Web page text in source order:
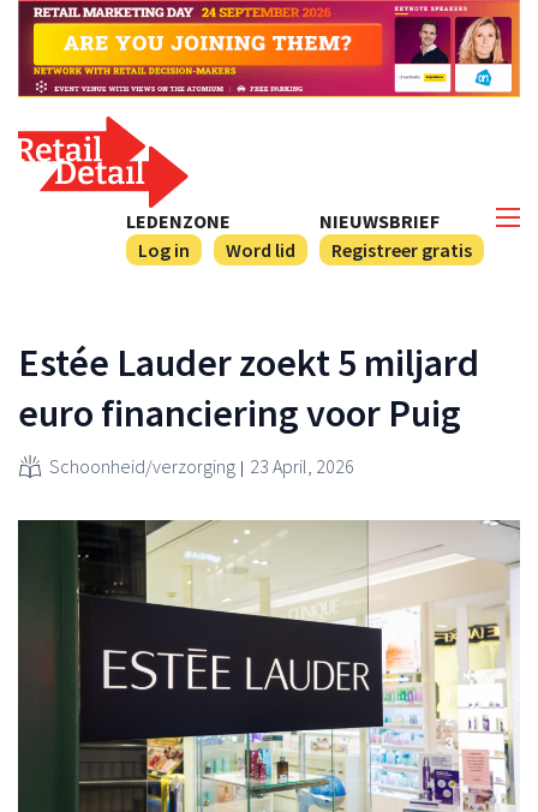
NIEUWSBRIEF
Registreer gratis
LEDENZONE
Log in
Word lid
Estée Lauder zoekt 5 miljard
euro financiering voor Puig
Schoonheid/verzorging 23 April, 2026